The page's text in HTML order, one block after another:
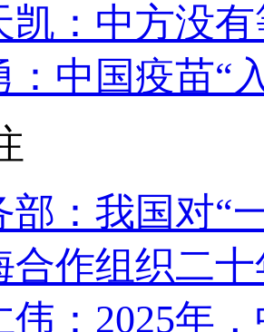
凯：中方没
：中国疫苗“
部：我国对“
合作组织二
伟：2025年